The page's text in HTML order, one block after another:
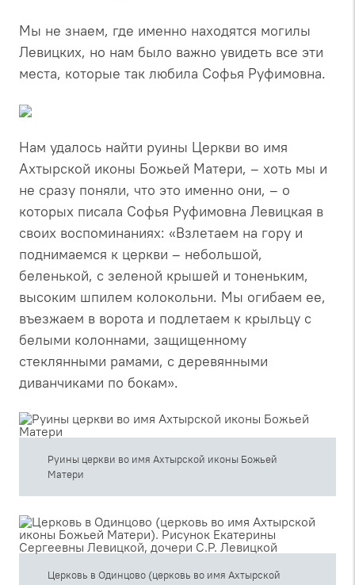
Мы не знаем, где именно находятся могилы
Левицких, но нам было важно увидеть все эти
места, которые так любила Софья Руфимовна.
Нам удалось найти руины Церкви во имя
Ахтырской иконы Божьей Матери, – хоть мы и
не сразу поняли, что это именно они, – о
которых писала Софья Руфимовна Левицкая в
своих воспоминаниях: «Взлетаем на гору и
поднимаемся к церкви – небольшой,
беленькой, с зеленой крышей и тоненьким,
высоким шпилем колокольни. Мы огибаем ее,
въезжаем в ворота и подлетаем к крыльцу с
белыми колоннами, защищенному
стеклянными рамами, с деревянными
диванчиками по бокам».
Руины церкви во имя Ахтырской иконы Божьей
Матери
Церковь в Одинцово (церковь во имя Ахтырской